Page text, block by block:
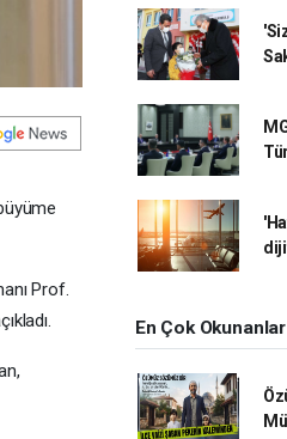
Prof.
En Çok Okunanlar